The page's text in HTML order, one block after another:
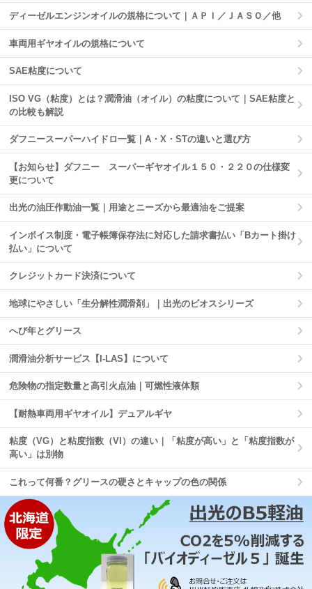
ディーゼルエンジンオイルの規格について｜ＡＰＩ／ＪＡＳＯ／他
車両用ギヤオイルの規格について
SAE粘度について
ISO VG（粘度）とは？潤滑油（オイル）の粘度について｜SAE粘度と
の比較も解説
ダフニースーパーハイドロ一覧｜A・X・STの違いと選び方
【お知らせ】ダフニー スーパーギヤオイル１５０・２２０の仕様変
更について
出光の油圧作動油一覧｜用途とニーズから最適油をご提案
インボイス制度・電子帳簿保存法に対応した請求書払い「Bカート掛け
払い」について
クレジットカード決済について
地球にやさしい「生分解性潤滑剤」｜出光のビオスシリーズ
へび年とグリース
潤滑油分析サービス【I-LAS】について
危険物の指定数量と高引火点油｜可燃性液体類
【耐熱車両用ギヤオイル】デュアルギヤ
粘度（VG）と粘度指数（VI）の違い｜「粘度が高い」と「粘度指数が
高い」は別物
これって何番？グリースの硬さとキャップの色の関係